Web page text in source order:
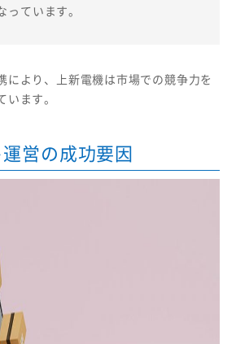
ています。
により、上新電機は市場での競争力を
ます。
営の成功要因